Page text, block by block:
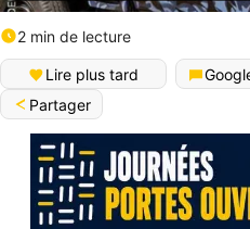
2 min de lecture
Lire plus tard
Partager